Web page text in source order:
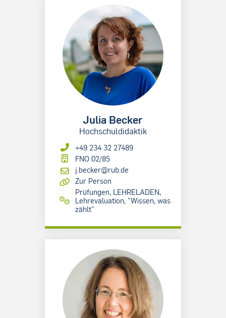
Julia Becker
Hochschuldidaktik
+49 234 32 27489
FNO 02/85
j.becker@rub.de
Zur Person
Prüfungen, LEHRELADEN,
Lehrevaluation, "Wissen, was
zählt"